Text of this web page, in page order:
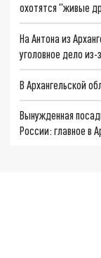
охотятся "живые
На Антона из
уголовное дело из-
В Архангельской
Вынужденная
России: главное в